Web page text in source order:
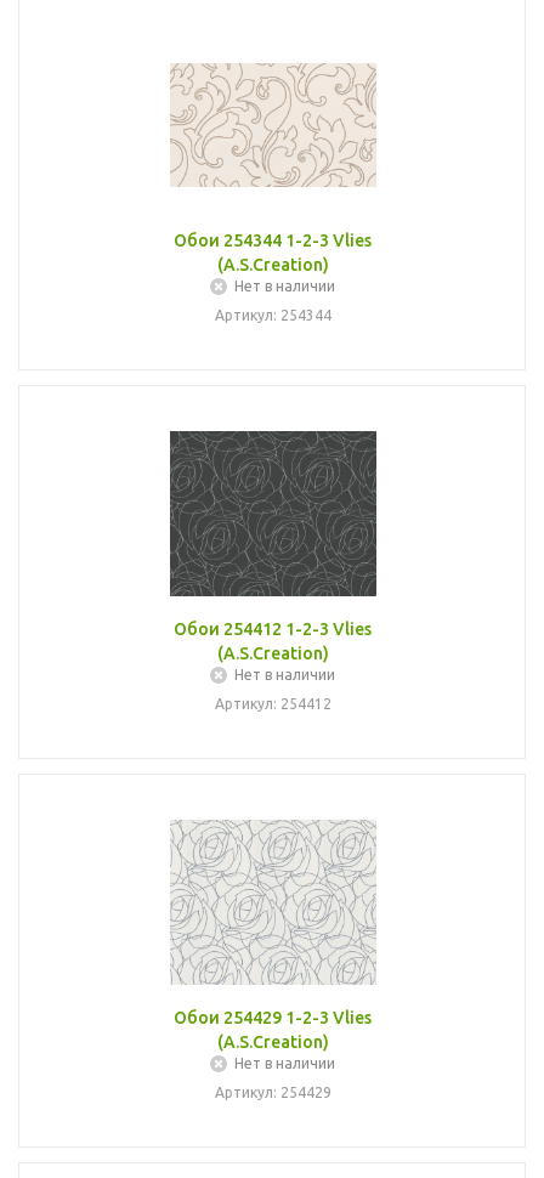
Обои 254344 1-2-3 Vlies
(A.S.Creation)
Нет в наличии
Артикул: 254344
Обои 254412 1-2-3 Vlies
(A.S.Creation)
Нет в наличии
Артикул: 254412
Обои 254429 1-2-3 Vlies
(A.S.Creation)
Нет в наличии
Артикул: 254429